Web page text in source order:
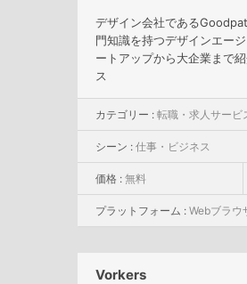
デザイン会社である
門知識を持つデザインエー
ートアップから大企業まで
ス
カテゴリー : 転職・求人サービ
シーン : 仕事・ビジネス
価格 : 無料
プラットフォーム : Webブラウ
Vorkers